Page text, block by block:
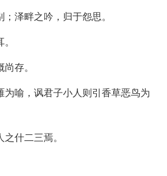
泽畔之吟，归于怨思。
存。
为喻，讽君子小人则引香草恶鸟为
什二三焉。